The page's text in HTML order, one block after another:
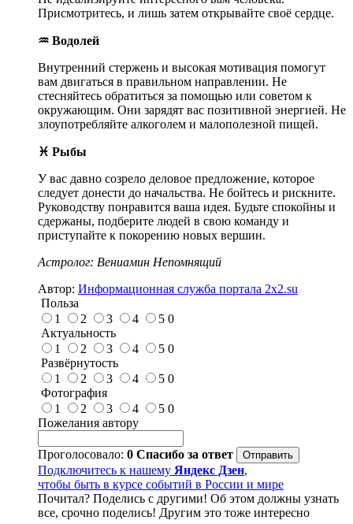
Присмотритесь, и лишь затем открывайте своё сердце.
♒ Водолей
Внутренний стержень и высокая мотивация помогут
вам двигаться в правильном направлении. Не
стесняйтесь обратиться за помощью или советом к
окружающим. Они зарядят вас позитивной энергией. Не
злоупотребляйте алкоголем и малополезной пищей.
♓ Рыбы
У вас давно созрело деловое предложение, которое
следует донести до начальства. Не бойтесь и рискните.
Руководству понравится ваша идея. Будьте спокойны и
сдержаны, подберите людей в свою команду и
приступайте к покорению новых вершин.
Астролог: Вениамин Непомнящий
Автор: Информационная служба портала 2x2.su
Польза
1
2 3 4 5 0
Актуальность
1
2 3 4 5 0
Развёрнутость
1
2 3 4 5 0
Фотография
1
2 3 4 5 0
Пожелания автору
Проголосовало: 0 Спасибо за ответ
Подключитесь к нашему Яндекс Дзен,
чтобы быть в курсе событий в России и мире
Почитал? Поделись с другими! Об этом должны узнать
все, срочно поделись! Другим это тоже интересно